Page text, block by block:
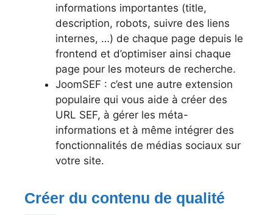
informations importantes (title,
description, robots, suivre des liens
internes, …) de chaque page depuis le
frontend et d’optimiser ainsi chaque
page pour les moteurs de recherche.
JoomSEF : c’est une autre extension
populaire qui vous aide à créer des
URL SEF, à gérer les méta-
informations et à même intégrer des
fonctionnalités de médias sociaux sur
votre site.
Créer du contenu de qualité